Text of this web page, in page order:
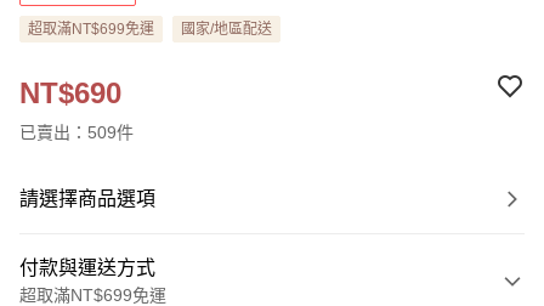
超取滿NT$699免運 國家/地區配送
NT$690
已賣出：509件
請選擇商品選項
付款與運送方式
超取滿NT$699免運